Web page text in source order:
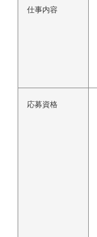
仕事内容
応募資格